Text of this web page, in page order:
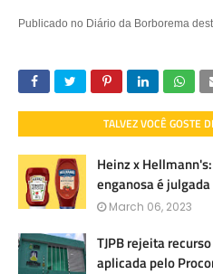
Publicado no Diário da Borborema
TALVEZ VOCÊ GOSTE
Heinz x
enganosa é julgada
March 06, 2023
TJPB rejeita
aplicada pelo